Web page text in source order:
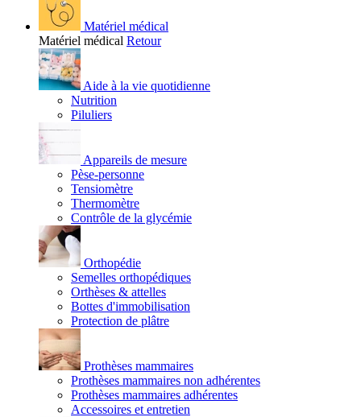
Matériel médical
Matériel médical Retour
Aide à la vie quotidienne
Nutrition
Piluliers
Appareils de mesure
Pèse-personne
Tensiomètre
Thermomètre
Contrôle de la glycémie
Orthopédie
Semelles orthopédiques
Orthèses & attelles
Bottes d'immobilisation
Protection de plâtre
Prothèses mammaires
Prothèses mammaires non adhérentes
Prothèses mammaires adhérentes
Accessoires et entretien